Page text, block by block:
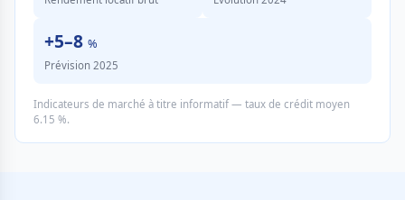
+5–8 %
Prévision 2025
Indicateurs de marché à titre informatif — taux de crédit moyen
6.15 %.